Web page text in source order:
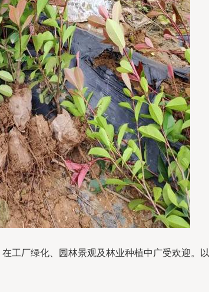
工厂绿化、园林景观及林业种植中广受欢迎。